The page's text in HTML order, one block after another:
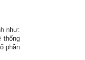
như:
thống
phần